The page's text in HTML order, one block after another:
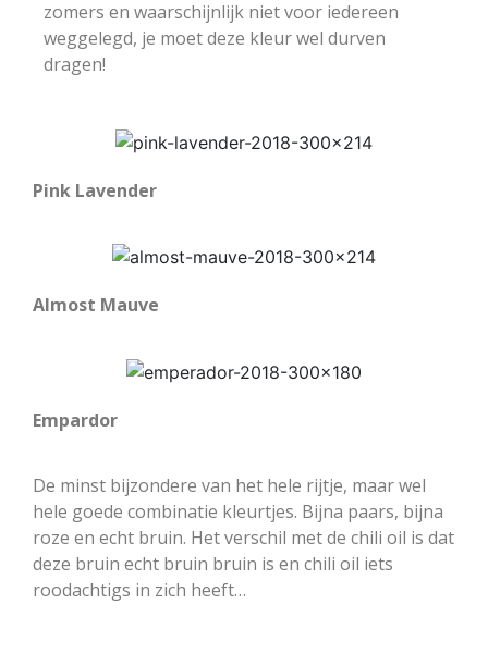
zomers en waarschijnlijk niet voor iedereen
weggelegd, je moet deze kleur wel durven
dragen!
Pink Lavender
Almost Mauve
Empardor
De minst bijzondere van het hele rijtje, maar wel
hele goede combinatie kleurtjes. Bijna paars, bijna
roze en echt bruin. Het verschil met de chili oil is dat
deze bruin echt bruin bruin is en chili oil iets
roodachtigs in zich heeft…